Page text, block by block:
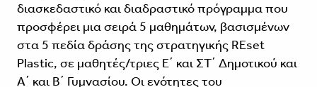
διασκεδαστικό και διαδραστικό πρόγραμμα που
προσφέρει μια σειρά 5 μαθημάτων, βασισμένων
στα 5 πεδία δράσης της στρατηγικής REset
Plastic, σε μαθητές/τριες E΄ και ΣΤ΄ Δημοτικού και
Α΄ και Β΄ Γυμνασίου. Οι ενότητες του